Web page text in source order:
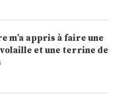
m’a appris à faire une
et une terrine de